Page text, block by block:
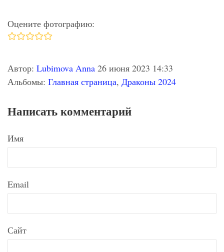
Оцените фотографию:
Автор: Lubimova Anna 26 июня 2023 14:33
Альбомы: Главная страница, Драконы 2024
Написать комментарий
Имя
Email
Сайт